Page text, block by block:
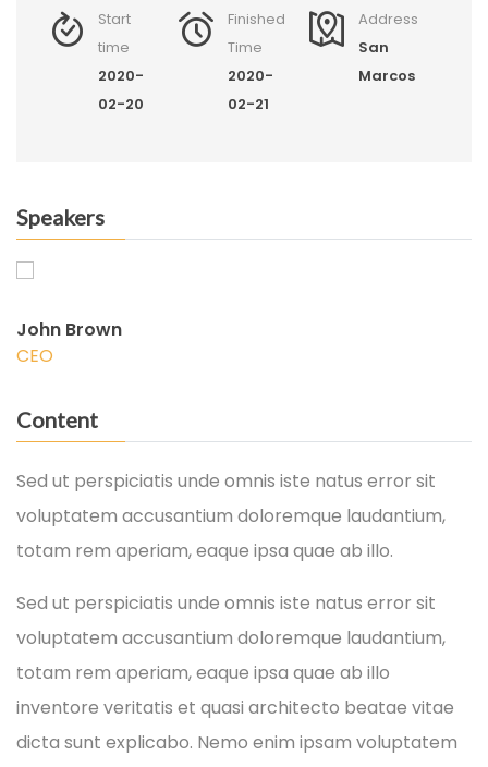
Start
time
2020-
02-20
Finished
Time
2020-
02-21
Address
San
Marcos
Speakers
John Brown
CEO
Content
Sed ut perspiciatis unde omnis iste natus error sit
voluptatem accusantium doloremque laudantium,
totam rem aperiam, eaque ipsa quae ab illo.
Sed ut perspiciatis unde omnis iste natus error sit
voluptatem accusantium doloremque laudantium,
totam rem aperiam, eaque ipsa quae ab illo
inventore veritatis et quasi architecto beatae vitae
dicta sunt explicabo. Nemo enim ipsam voluptatem